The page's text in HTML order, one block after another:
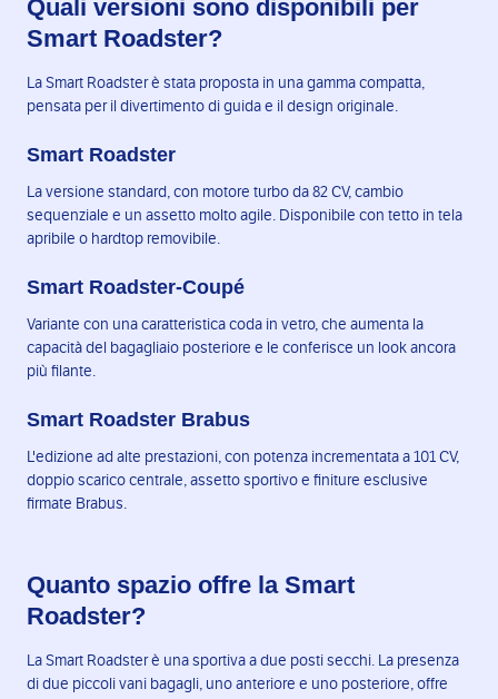
Quali versioni sono disponibili per
Smart Roadster?
La Smart Roadster è stata proposta in una gamma compatta,
pensata per il divertimento di guida e il design originale.
Smart Roadster
La versione standard, con motore turbo da 82 CV, cambio
sequenziale e un assetto molto agile. Disponibile con tetto in tela
apribile o hardtop removibile.
Smart Roadster-Coupé
Variante con una caratteristica coda in vetro, che aumenta la
capacità del bagagliaio posteriore e le conferisce un look ancora
più filante.
Smart Roadster Brabus
L'edizione ad alte prestazioni, con potenza incrementata a 101 CV,
doppio scarico centrale, assetto sportivo e finiture esclusive
firmate Brabus.
Quanto spazio offre la Smart
Roadster?
La Smart Roadster è una sportiva a due posti secchi. La presenza
di due piccoli vani bagagli, uno anteriore e uno posteriore, offre